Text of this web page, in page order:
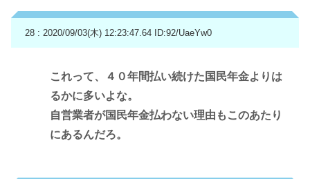
28 : 2020/09/03(木) 12:23:47.64 ID:92/UaeYw0
これって、４０年間払い続けた国民年金よりは
るかに多いよな。
自営業者が国民年金払わない理由もこのあたり
にあるんだろ。